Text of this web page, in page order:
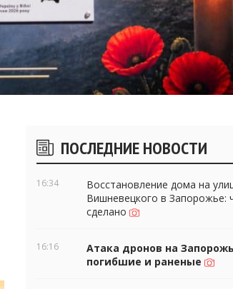
Боковые
виджеты
ПОСЛЕДНИЕ НОВОСТИ
16:34
Восстановление дома на
Вишневецкого в Запорожье:
сделано
16:16
Атака дронов на
погибшие и раненые